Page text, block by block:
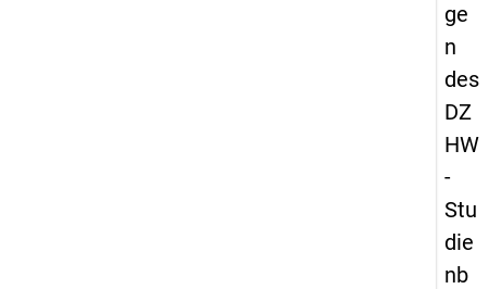
ge
n
des
DZ
HW
-
Stu
die
nb